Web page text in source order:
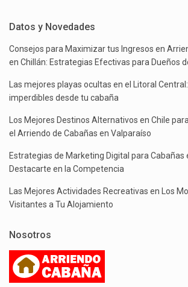
Datos y Novedades
Consejos para Maximizar tus Ingresos en
en Chillán: Estrategias Efectivas para Dueños
Las mejores playas ocultas en el Litoral
imperdibles desde tu cabaña
Los Mejores Destinos Alternativos en Chile
el Arriendo de Cabañas en Valparaíso
Estrategias de Marketing Digital para Cabañas
Destacarte en la Competencia
Las Mejores Actividades Recreativas en Los
Visitantes a Tu Alojamiento
Nosotros